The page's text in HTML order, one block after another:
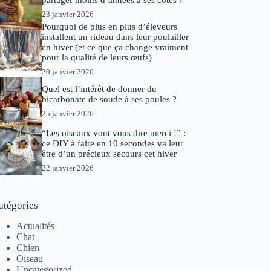
23 janvier 2026
Pourquoi de plus en plus d’éleveurs
installent un rideau dans leur poulailler
en hiver (et ce que ça change vraiment
pour la qualité de leurs œufs)
20 janvier 2026
Quel est l’intérêt de donner du
bicarbonate de soude à ses poules ?
25 janvier 2026
“Les oiseaux vont vous dire merci !” :
ce DIY à faire en 10 secondes va leur
être d’un précieux secours cet hiver
22 janvier 2026
Actualités
Chat
Chien
Oiseau